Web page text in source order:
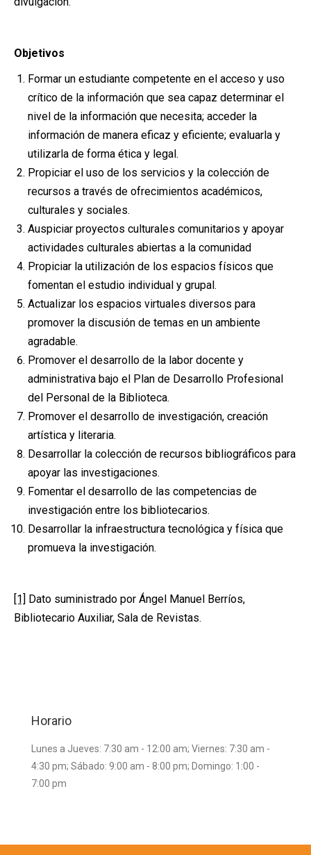
Objetivos
Formar un estudiante competente en el acceso y uso
crítico de la información que sea capaz determinar el
nivel de la información que necesita; acceder la
información de manera eficaz y eficiente; evaluarla y
utilizarla de forma ética y legal.
Propiciar el uso de los servicios y la colección de
recursos a través de ofrecimientos académicos,
culturales y sociales.
Auspiciar proyectos culturales comunitarios y apoyar
actividades culturales abiertas a la comunidad
Propiciar la utilización de los espacios físicos que
fomentan el estudio individual y grupal.
Actualizar los espacios virtuales diversos para
promover la discusión de temas en un ambiente
agradable.
Promover el desarrollo de la labor docente y
administrativa bajo el Plan de Desarrollo Profesional
del Personal de la Biblioteca.
Promover el desarrollo de investigación, creación
artística y literaria.
Desarrollar la colección de recursos bibliográficos para
apoyar las investigaciones.
Fomentar el desarrollo de las competencias de
investigación entre los bibliotecarios.
Desarrollar la infraestructura tecnológica y física que
promueva la investigación.
[1] Dato suministrado por Ángel Manuel Berríos,
Bibliotecario Auxiliar, Sala de Revistas.
Horario
Lunes a Jueves: 7:30 am - 12:00 am; Viernes: 7:30 am -
4:30 pm; Sábado: 9:00 am - 8:00 pm; Domingo: 1:00 -
7:00 pm